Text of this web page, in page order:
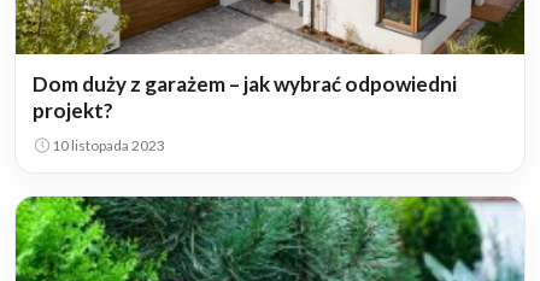
Dom duży z garażem – jak wybrać odpowiedni
projekt?
10 listopada 2023